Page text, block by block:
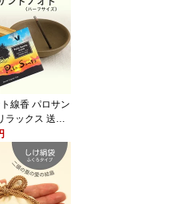
線香 パロサン
ラックス 送料
サントノオト
初心者 浄化
フト 香木 香 線
煙の少ない線
イズ 部屋香 ヨ